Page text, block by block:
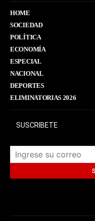
HOME
SOCIEDAD
POLÍTICA
ECONOMÍA
ESPECIAL
NACIONAL
DEPORTES
ELIMINATORIAS 2026
SUSCRIBETE